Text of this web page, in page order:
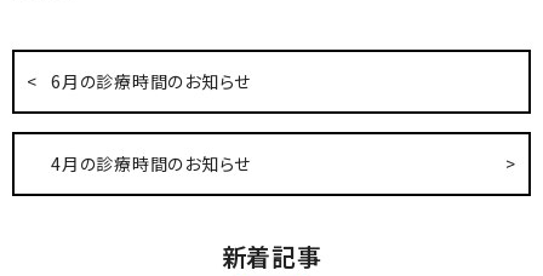
6月の診療時間のお知らせ
4月の診療時間のお知らせ
新着記事